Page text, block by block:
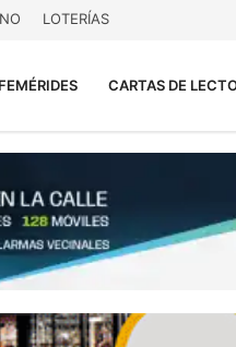
LOTERÍAS
CARTAS DE